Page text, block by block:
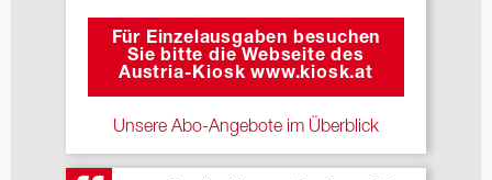
Für Einzelausgaben besuchen
Sie bitte die Webseite des
Austria-Kiosk www.kiosk.at
Unsere Abo-Angebote im Überblick